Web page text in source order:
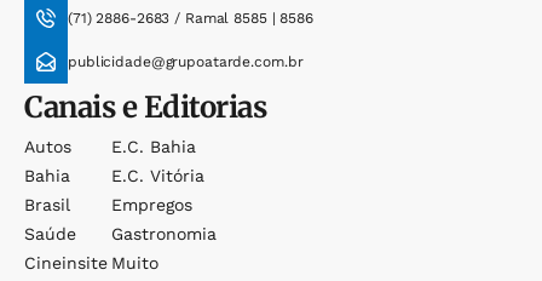
(71) 2886-2683 / Ramal 8585 | 8586
publicidade@grupoatarde.com.br
Canais e Editorias
Autos
Bahia
Brasil
Saúde
Cineinsite
E.c. Bahia
E.c. Vitória
Empregos
Gastronomia
Muito